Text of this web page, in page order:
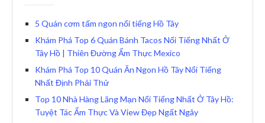
5 Quán cơm tấm ngon nổi tiếng Hồ Tây
Khám Phá Top 6 Quán Bánh Tacos Nổi Tiếng Nhất Ở
Tây Hồ | Thiên Đường Ẩm Thực Mexico
Khám Phá Top 10 Quán Ăn Ngon Hồ Tây Nổi Tiếng
Nhất Định Phải Thử
Top 10 Nhà Hàng Lãng Mạn Nổi Tiếng Nhất Ở Tây Hồ:
Tuyệt Tác Ẩm Thực Và View Đẹp Ngất Ngây